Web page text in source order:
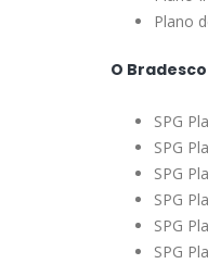
Plano
O
SPG
SPG
SPG
SPG
SPG
SPG